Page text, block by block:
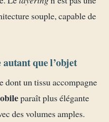
souple, capable de
autant que l’objet
dont un tissu accompagne
paraît plus élégante
des volumes amples.